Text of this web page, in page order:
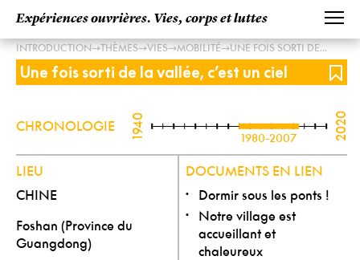
Expériences ouvrières. Vies, corps et luttes
INTRODUCTION→THÈMES→VIES→MOBILITÉ→UNE FOIS SORTI DE...
Une fois sorti de la vallée, c’est un ciel
CHRONOLOGIE 1940 1980-2007 2020
LIEU
CHINE
Foshan (Province du
Guangdong)
DOCUMENTS EN LIEN
Dormir sous les ponts !
Notre village est
accueillant et
chaleureux